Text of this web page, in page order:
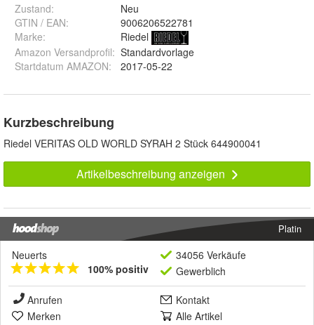
Zustand:
Neu
GTIN / EAN:
9006206522781
Marke:
Riedel
Amazon Versandprofil: Standardvorlage
Startdatum AMAZON: 2017-05-22
Kurzbeschreibung
Riedel VERITAS OLD WORLD SYRAH 2 Stück 644900041
Artikelbeschreibung anzeigen
Platin
Neuerts
100% positiv
34056 Verkäufe
Gewerblich
Anrufen
Kontakt
Merken
Alle Artikel